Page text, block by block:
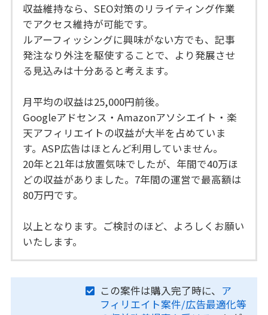
収益維持なら、SEO対策のリライティング作業
でアクセス維持が可能です。
ルアーフィッシングに興味がない方でも、記事
発注なり外注を駆使することで、より発展させ
る見込みは十分あると考えます。
月平均の収益は25,000円前後。
Googleアドセンス・Amazonアソシエイト・楽
天アフィリエイトの収益が大半を占めていま
す。ASP広告はほとんど利用していません。
20年と21年は放置気味でしたが、年間で40万ほ
どの収益がありました。7年間の運営で最高額は
80万円です。
以上となります。ご検討のほど、よろしくお願い
いたします。
この案件は購入完了時に、 ア
フィリエイト案件/広告最適化等